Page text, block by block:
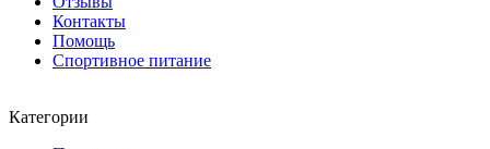
Контакты
Помощь
Спортивное питание
Категории